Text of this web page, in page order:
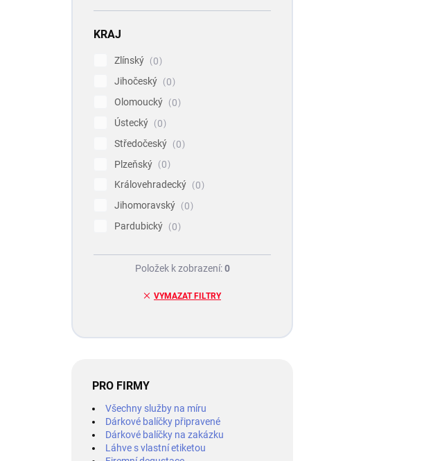
KRAJ
Zlínský
0
Jihočeský
0
Olomoucký
0
Ústecký
0
Středočeský
0
Plzeňský
0
Královehradecký
0
Jihomoravský
0
Pardubický
0
VYMAZAT FILTRY
Položek k zobrazení:0
PRO FIRMY
Všechny služby na míru
Dárkové balíčky připravené
Dárkové balíčky na zakázku
Láhve s vlastní etiketou